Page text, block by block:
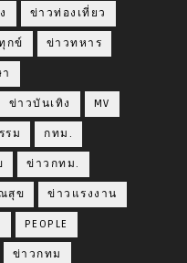
ข่าวท่องเที่ยว
กข์ ข่าวทหาร
ข่าวบันเทิง MV
รม กทม.
ข่าวกทม.
สุข ข่าวแรงงาน
PEOPLE
ข่าวกทม